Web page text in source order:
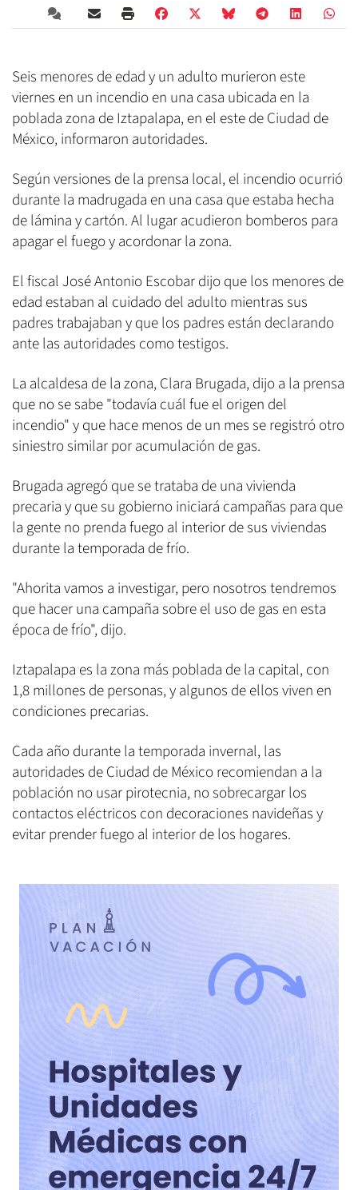
Seis menores de edad y un adulto murieron este
viernes en un incendio en una casa ubicada en la
poblada zona de Iztapalapa, en el este de Ciudad de
México, informaron autoridades.
Según versiones de la prensa local, el incendio ocurrió
durante la madrugada en una casa que estaba hecha
de lámina y cartón. Al lugar acudieron bomberos para
apagar el fuego y acordonar la zona.
El fiscal José Antonio Escobar dijo que los menores de
edad estaban al cuidado del adulto mientras sus
padres trabajaban y que los padres están declarando
ante las autoridades como testigos.
La alcaldesa de la zona, Clara Brugada, dijo a la prensa
que no se sabe "todavía cuál fue el origen del
incendio" y que hace menos de un mes se registró otro
siniestro similar por acumulación de gas.
Brugada agregó que se trataba de una vivienda
precaria y que su gobierno iniciará campañas para que
la gente no prenda fuego al interior de sus viviendas
durante la temporada de frío.
"Ahorita vamos a investigar, pero nosotros tendremos
que hacer una campaña sobre el uso de gas en esta
época de frío", dijo.
Iztapalapa es la zona más poblada de la capital, con
1,8 millones de personas, y algunos de ellos viven en
condiciones precarias.
Cada año durante la temporada invernal, las
autoridades de Ciudad de México recomiendan a la
población no usar pirotecnia, no sobrecargar los
contactos eléctricos con decoraciones navideñas y
evitar prender fuego al interior de los hogares.